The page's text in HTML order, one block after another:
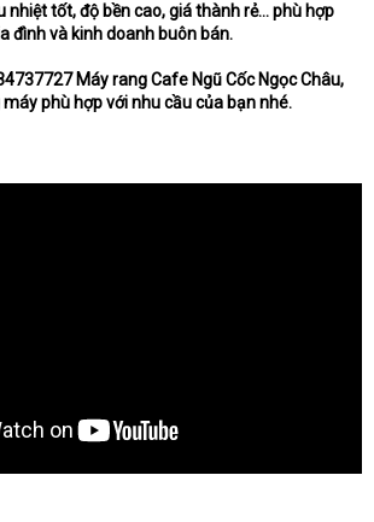
nhiệt tốt, độ bền cao, giá thành rẻ... phù hợp
đình và kinh doanh buôn bán.
Máy rang Cafe Ngũ Cốc Ngọc Châu,
phù hợp với nhu cầu của bạn nhé.